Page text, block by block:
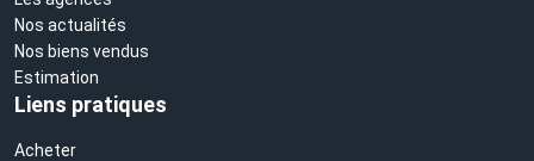
Nos actualités
Nos biens vendus
Estimation
Liens pratiques
Acheter